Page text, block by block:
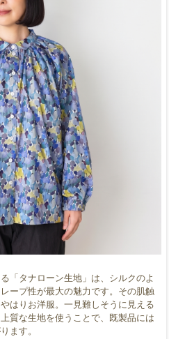
「タナローン生地」は、シルクのよ
ープ性が最大の魅力です。その肌触
はりお洋服。一見難しそうに見える
質な生地を使うことで、既製品には
ます。